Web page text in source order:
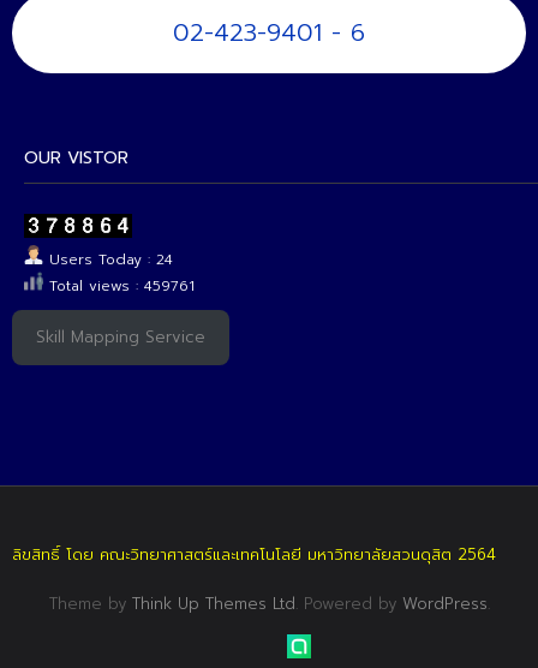
02-423-9401 - 6
OUR VISTOR
Users Today : 24
Total views : 459761
Skill Mapping Service
ลิขสิทธิ์ โดย คณะวิทยาศาสตร์และเทคโนโลยี มหาวิทยาลัยสวนดุสิต 2564
Theme by Think Up Themes Ltd. Powered by WordPress.